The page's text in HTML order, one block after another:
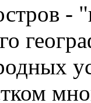
-